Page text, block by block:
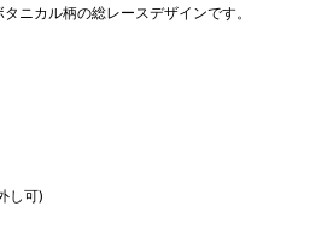
ニカル柄の総レースデザインです。
し可)